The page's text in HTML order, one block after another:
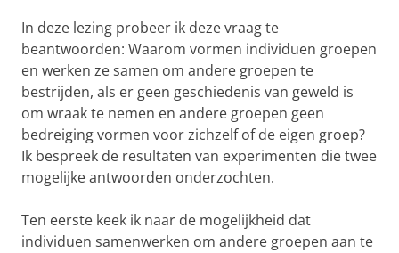
In deze lezing probeer ik deze vraag te
beantwoorden: Waarom vormen individuen groepen
en werken ze samen om andere groepen te
bestrijden, als er geen geschiedenis van geweld is
om wraak te nemen en andere groepen geen
bedreiging vormen voor zichzelf of de eigen groep?
Ik bespreek de resultaten van experimenten die twee
mogelijke antwoorden onderzochten.
Ten eerste keek ik naar de mogelijkheid dat
individuen samenwerken om andere groepen aan te